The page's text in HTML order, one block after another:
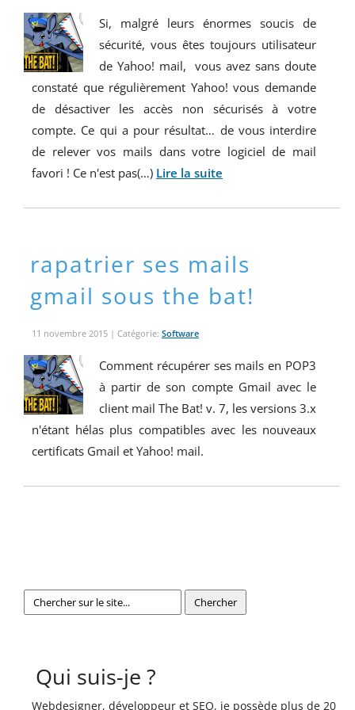
Si, malgré leurs énormes soucis de
sécurité, vous êtes toujours utilisateur
de Yahoo! mail, vous avez sans doute
constaté que régulièrement Yahoo! vous demande
de désactiver les accès non sécurisés à votre
compte. Ce qui a pour résultat… de vous interdire
de relever vos mails dans votre logiciel de mail
favori ! Ce n'est pas(…) Lire la suite
rapatrier ses mails
gmail sous the bat!
11 novembre 2015 | Catégorie: Software
Comment récupérer ses mails en POP3
à partir de son compte Gmail avec le
client mail The Bat! v. 7, les versions 3.x
n'étant hélas plus compatibles avec les nouveaux
certificats Gmail et Yahoo! mail.
Qui suis-je ?
Webdesigner, développeur et SEO, je possède plus de 20